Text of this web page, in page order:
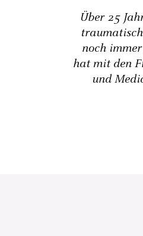
Über 25
noch
hat mit den
und